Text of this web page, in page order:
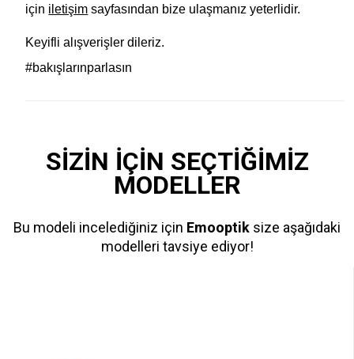
için iletişim sayfasından bize ulaşmanız yeterlidir.
Keyifli alışverişler dileriz.
#bakışlarınparlasın
SİZİN İÇİN SEÇTİĞİMİZ
MODELLER
Bu modeli incelediğiniz için Emooptik size aşağıdaki
modelleri tavsiye ediyor!